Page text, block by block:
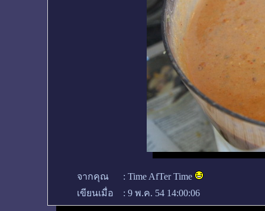
จากคุณ : Time AfTer Time
เขียนเมื่อ
: 9 พ.ค. 54 14:00:06